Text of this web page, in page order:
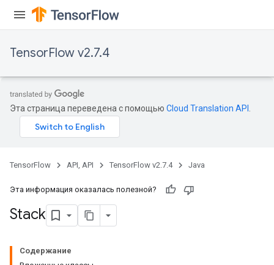
TensorFlow v2.7.4
Эта страница переведена с помощью Cloud Translation API
TensorFlow API, API TensorFlow v2.7.4 Java
Эта информация оказалась полезной?
Stack
Содержание